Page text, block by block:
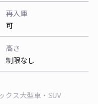
再入庫
可
高さ
制限なし
クス大型車・SUV